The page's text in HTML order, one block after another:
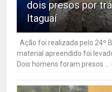
dois presos por
Itaguaí
Ação foi realizada pelo 24º
material apreendido foi
Dois homens foram presos ...